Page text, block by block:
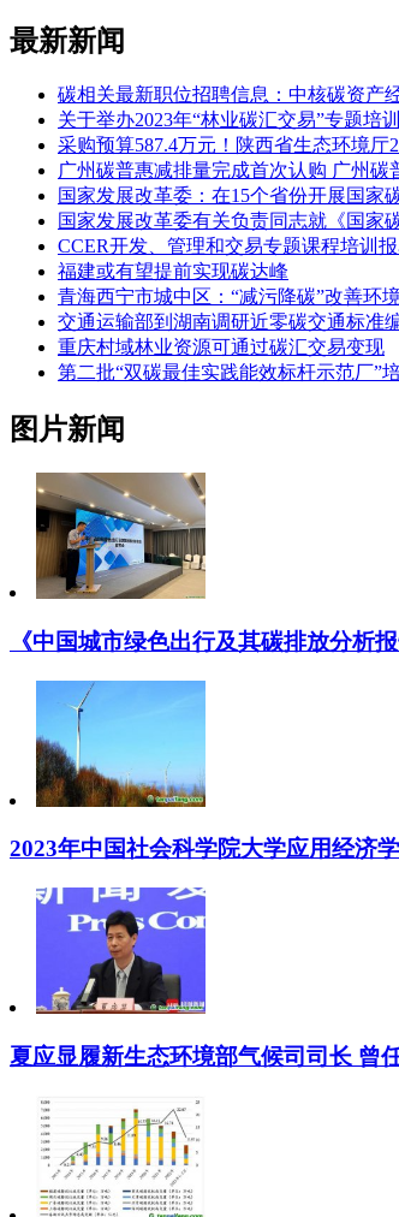
最新新闻
碳相关最新职位招聘信息：中核碳资产
关于举办2023年“林业碳汇交易”专题培
采购预算587.4万元！陕西省生态环境厅
广州碳普惠减排量完成首次认购 广州碳
国家发展改革委：在15个省份开展国家
国家发展改革委有关负责同志就《国家
CCER开发、管理和交易专题课程培训
福建或有望提前实现碳达峰
青海西宁市城中区：“减污降碳”改善环
交通运输部到湖南调研近零碳交通标准
重庆村域林业资源可通过碳汇交易变现
第二批“双碳最佳实践能效标杆示范厂”
图片新闻
《中国城市绿色出行及其碳排放分析
2023年中国社会科学院大学应用经济
夏应显履新生态环境部气候司司长 曾